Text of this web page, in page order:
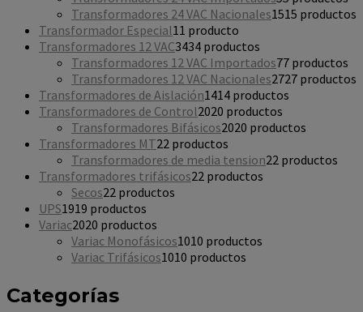
Transformadores 24 VAC Nacionales1515 productos
Transformador Especial1 1 producto
Transformadores 12 VAC3434 productos
Transformadores 12 VAC Importados77 productos
Transformadores 12 VAC Nacionales2727 productos
Transformadores de Aislación1414 productos
Transformadores de Control2020 productos
Transformadores Bifásicos2020 productos
Transformadores MT22 productos
Transformadores de media tension22 productos
Transformadores trifásicos22 productos
Secos22 productos
UPS1919 productos
Variac2020 productos
Variac Monofásicos1010 productos
Variac Trifásicos1010 productos
Categorías